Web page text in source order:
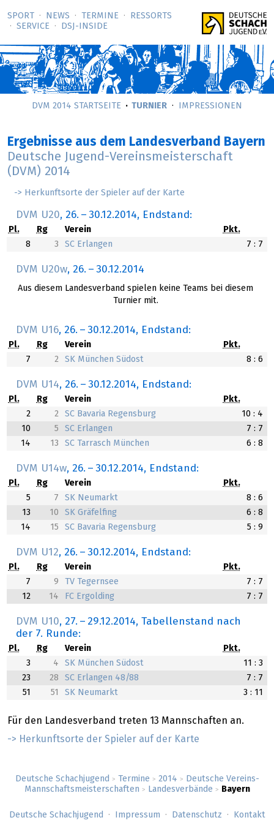
SPORT NEWS TERMINE
RESSORTS
SERVICE
DSJ-­INSIDE
Deutsche Schachjugend > Termine > 2014 >
Deutsche Vereins-
Mannschaftsmeisterschaften > Landesverbände > Bayern
DVM 2014 STARTSEITE TURNIER IMPRESSIONEN
Ergebnisse aus dem Landesverband Bayern
Deutsche Jugend-Vereinsmeisterschaft
(DVM) 2014
-> Herkunftsorte der Spieler auf der Karte
DVM U20, 26. – 30.12.2014, Endstand:
Pl. Rg Verein
Pkt.
8
3 SC Erlangen 7 : 7
DVM U20w, 26. – 30.12.2014
Aus diesem Landesverband spielen keine Teams bei diesem
Turnier mit.
DVM U16, 26. – 30.12.2014, Endstand:
Pl. Rg Verein
Pkt.
7
2 SK München Südost 8 : 6
DVM U14, 26. – 30.12.2014, Endstand:
Pl. Rg Verein
Pkt.
2
2 SC Bavaria Regensburg
10 : 4
10
5 SC Erlangen
7 : 7
14
13 SC Tarrasch München 6 : 8
DVM U14w, 26. – 30.12.2014, Endstand:
Pl. Rg Verein
Pkt.
5
7 SK Neumarkt
8 : 6
13
10 SK Gräfelfing
6 : 8
14
15 SC Bavaria Regensburg 5 : 9
DVM U12, 26. – 30.12.2014, Endstand:
Pl. Rg Verein
Pkt.
7
9 TV Tegernsee
7 : 7
12
14 FC Ergolding 7 : 7
DVM U10, 27. – 29.12.2014, Tabellenstand nach
der 7. Runde:
Pl. Rg Verein
Pkt.
3
4 SK München Südost
11 : 3
23
28 SC Erlangen 48/88
7 : 7
51
51 SK Neumarkt 3 : 11
Für den Landesverband treten 13 Mannschaften an.
-> Herkunftsorte der Spieler auf der Karte
Deutsche Schachjugend Impressum Datenschutz Kontakt